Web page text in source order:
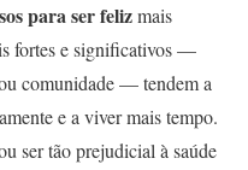
para ser felizmais
fortes e significativos —
comunidade — tendem a
e a viver mais tempo.
ser tão prejudicial à saúde